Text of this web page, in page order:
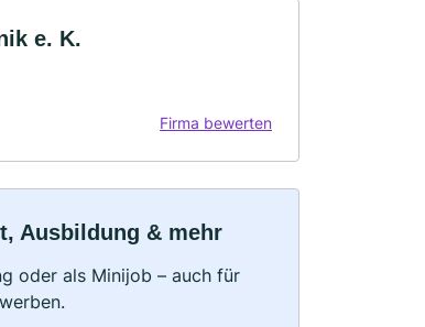
e. K.
Firma bewerten
Ausbildung & mehr
oder als Minijob – auch für